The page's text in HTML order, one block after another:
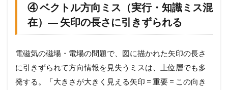
④ ベクトル方向ミス（実行・知識ミス混
在）― 矢印の長さに引きずられる
電磁気の磁場・電場の問題で、図に描かれた矢印の長さ
に引きずられて方向情報を見失うミスは、上位層でも多
発する。「大きさが大きく見える矢印 = 重要 = この向き